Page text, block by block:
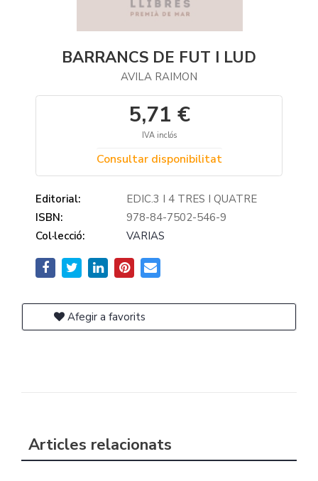
BARRANCS DE FUT I LUD
AVILA RAIMON
5,71 €
IVA inclós
Consultar disponibilitat
Editorial:
EDIC.3 I 4 TRES I QUATRE
ISBN:
978-84-7502-546-9
Col·lecció:
VARIAS
Afegir a favorits
Articles relacionats